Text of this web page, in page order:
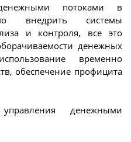
потоками в
внедрить системы
и контроля, все это
денежных
временно
обеспечение профицита
денежными